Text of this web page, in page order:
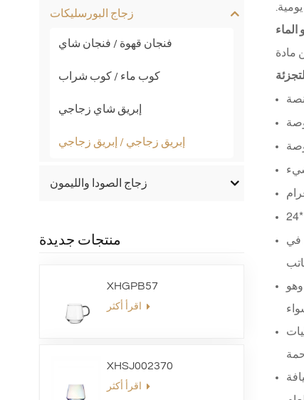
زجاج البورسليكات
فنجان قهوة / فنجان شاي
كوب ماء / كوب شراب
إبريق شاي زجاجي
إبريق زجاجي / إبريق زجاجي
زجاج الصودا والليمون
منتجات جديدة
XHGPB57
XHSJ002370
الماء
في